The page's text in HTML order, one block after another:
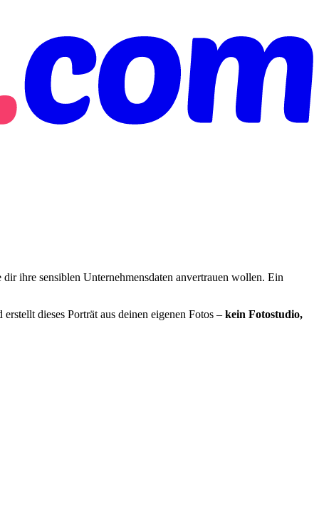
ihre sensiblen Unternehmensdaten anvertrauen wollen. Ein
dieses Porträt aus deinen eigenen Fotos – kein Fotostudio,